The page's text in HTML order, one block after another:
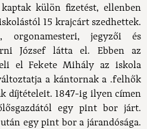
külön fizetést, ellenben
15 krajcárt szedhettek.
orgonamesteri, jegyzői és
József látta el. Ebben az
el Fekete Mihály az iskola
a kántornak a .felhők
díjtételeit. 1847-ig ilyen címen
egy pint bor járt.
egy pint bor a járandósága.